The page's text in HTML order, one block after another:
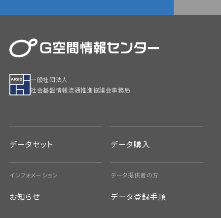
一般社団法人
社会基盤情報流通推進協議会事務局
データセット
インフォメーション
お知らせ
データ購入
データ提供者の方
データ登録手順